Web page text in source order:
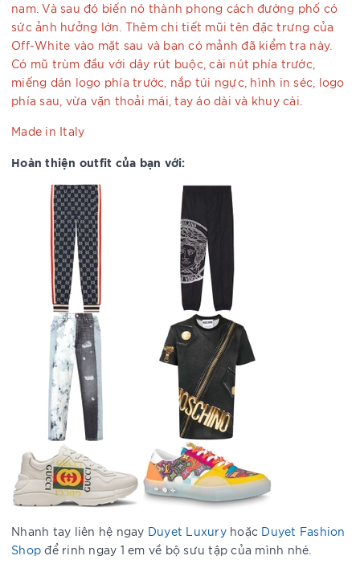
nam. Và sau đó biến nó thành phong cách đường phố có
sức ảnh hưởng lớn. Thêm chi tiết mũi tên đặc trưng của
Off-White vào mặt sau và bạn có mảnh đã kiểm tra này.
Có mũ trùm đầu với dây rút buộc, cài nút phía trước,
miếng dán logo phía trước, nắp túi ngực, hình in séc, logo
phía sau, vừa vặn thoải mái, tay áo dài và khuy cài.
Made in Italy
Hoàn thiện outfit của bạn với:
Nhanh tay liên hệ ngay Duyet Luxuryhoặc Duyet Fashion
Shop để rinh ngay 1 em về bộ sưu tập của mình nhé.